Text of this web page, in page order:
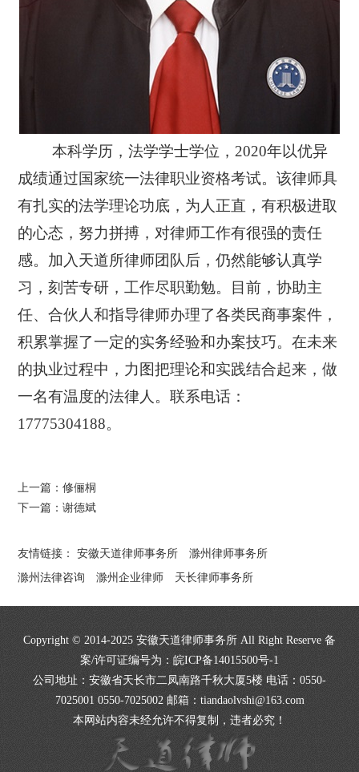
本科学历，法学学士学位， 2020年以优异
成绩通过国家统一法律职业资格考试。该律师具
有扎实的法学理论功底，为人正直，有积极进取
的心态，努力拼搏，对律师工作有很强的责任
感。加入天道所律师团队后，仍然能够认真学
习，刻苦专研，工作尽职勤勉。目前，协助主
任、合伙人和指导律师办理了各类民商事案件，
积累掌握了一定的实务经验和办案技巧。在未来
的执业过程中，力图把理论和实践结合起来，做
一名有温度的法律人。联系电话：
17775304188。
上一篇：修俪桐
下一篇：谢德斌
友情链接：安徽天道律师事务所
滁州律师事务所
滁州法律咨询
滁州企业律师 天长律师事务所
Copyright © 2014-2025 安徽天道律师事务所 All Right Reserve 备
案/许可证编号为： 皖ICP备14015500号-1
公司地址：安徽省天长市二凤南路千秋大厦5楼 电话：0550-
7025001 0550-7025002 邮箱：tiandaolvshi@163.com
本网站内容未经允许不得复制，违者必究！